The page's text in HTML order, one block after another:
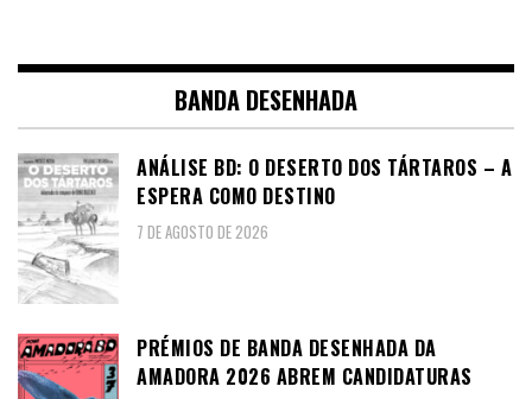
BANDA DESENHADA
ANÁLISE BD: O DESERTO DOS TÁRTAROS – A
ESPERA COMO DESTINO
7 DE AGOSTO DE 2026
PRÉMIOS DE BANDA DESENHADA DA
AMADORA 2026 ABREM CANDIDATURAS